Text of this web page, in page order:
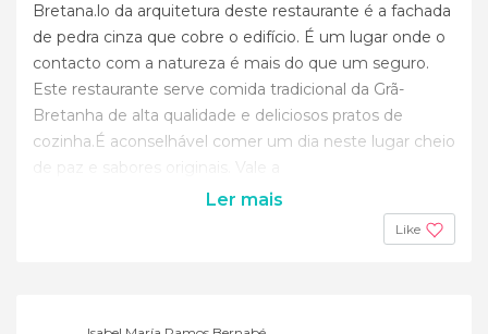
Bretana.lo da arquitetura deste restaurante é a fachada
de pedra cinza que cobre o edifício. É um lugar onde o
contacto com a natureza é mais do que um seguro.
Este restaurante serve comida tradicional da Grã-
Bretanha de alta qualidade e deliciosos pratos de
cozinha.É aconselhável comer um dia neste lugar cheio
de paz e sabores originais. Vale a
Ler mais
Like